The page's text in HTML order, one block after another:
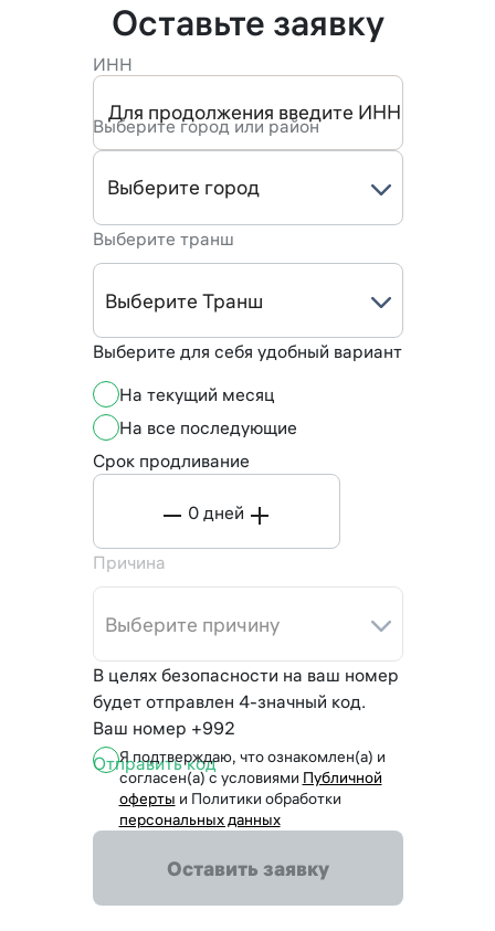
Оставьте заявку
ИНН
Выберите город или район
Выберите транш
Выберите Транш
Выберите для себя удобный вариант
На текущий месяц
На все последующие
Срок продливание
0 дней
Причина
Выберите причину
В целях безопасности на ваш номер
будет отправлен 4-значный код.
Ваш номер +992
Отправить код
Я подтверждаю, что ознакомлен(а) и
согласен(а) с условиями Публичной
оферты и Политики обработки
персональных данных
Оставить заявку